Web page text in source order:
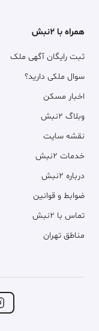
همراه با ۲نبش
ثبت رایگان آگهی ملک
سوال ملکی دارید؟
اخبار مسکن
وبلاگ ۲نبش
نقشه سایت
خدمات ۲نبش
درباره ۲نبش
ضوابط و قوانین
تماس با ۲نبش
مناطق تهران